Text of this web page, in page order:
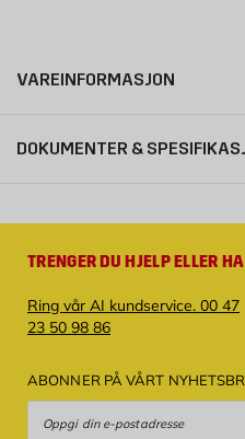
VAREINFORMASJON
DOKUMENTER &
TRENGER DU HJELP ELLER
Ring vår AI kundservice. 00 47
23 50 98 86
ABONNER PÅ VÅRT